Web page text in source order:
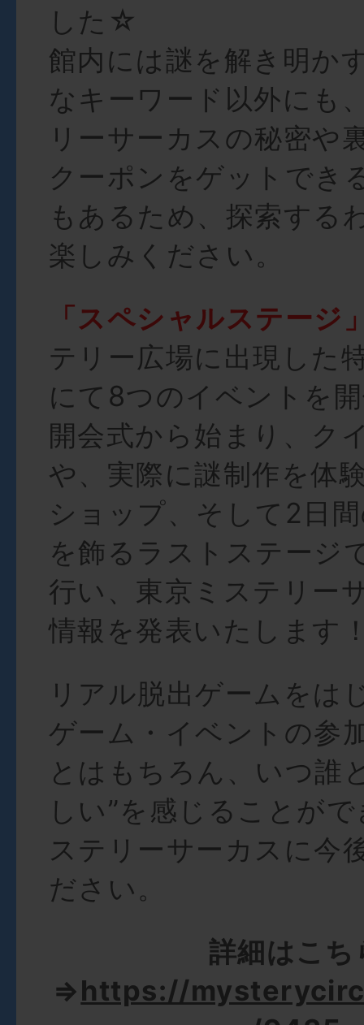
した☆
館内には謎を解き明か
なキーワード以外にも
リーサーカスの秘密や
クーポンをゲットでき
もあるため、探索する
楽しみください。
「スペシャルステージ
テリー広場に出現した
にて8つのイベントを
開会式から始まり、ク
や、実際に謎制作を体
ショップ、そして2日
を飾るラストステージ
行い、東京ミステリー
情報を発表いたします
リアル脱出ゲームをは
ゲーム・イベントの参
とはもちろん、いつ誰
しい”を感じることが
ステリーサーカスに今
ださい。
詳細はこち
⇒https://